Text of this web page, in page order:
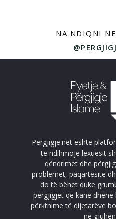
NA NDIQNI
Pergjigje.net është
të ndihmojë lexuesit
qëndrimet dhe
problemet, paqartësitë
do të bëhet duke
përgjigjet që kanë
përkthime të dijetarëve
në